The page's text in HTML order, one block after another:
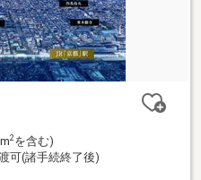
2を含む)
可(諸手続終了後)